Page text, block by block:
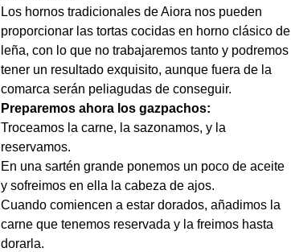
Los hornos tradicionales de Aiora nos pueden
proporcionar las tortas cocidas en horno clásico de
leña, con lo que no trabajaremos tanto y podremos
tener un resultado exquisito, aunque fuera de la
comarca serán peliagudas de conseguir.
Preparemos ahora los gazpachos:
Troceamos la carne, la sazonamos, y la
reservamos.
En una sartén grande ponemos un poco de aceite
y sofreimos en ella la cabeza de ajos.
Cuando comiencen a estar dorados, añadimos la
carne que tenemos reservada y la freimos hasta
dorarla.